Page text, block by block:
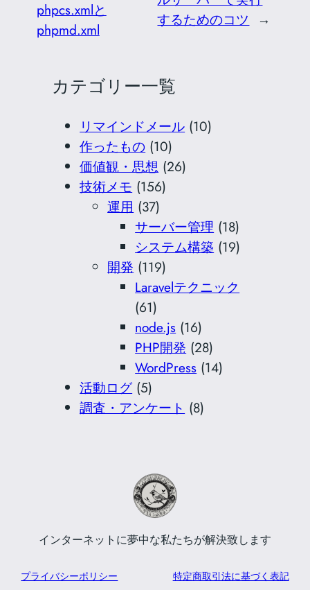
phpcs.xmlと
phpmd.xml
するためのコツ
→
カテゴリー一覧
リマインドメール (10)
作ったもの (10)
価値観・思想 (26)
技術メモ (156)
運用 (37)
サーバー管理 (18)
システム構築 (19)
開発 (119)
Laravelテクニック
(61)
node.js (16)
PHP開発 (28)
WordPress (14)
活動ログ (5)
調査・アンケート (8)
インターネットに夢中な私たちが解決致します
プライバシーポリシー 特定商取引法に基づく表記